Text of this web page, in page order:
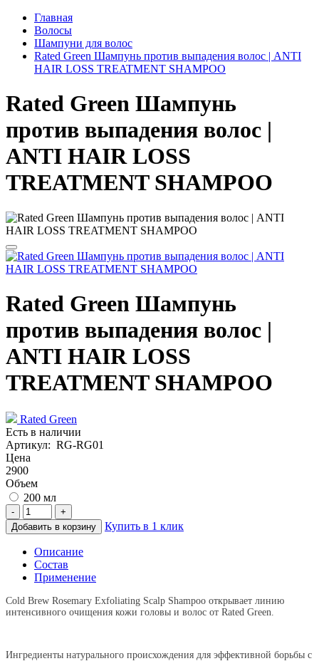
Главная
Волосы
Шампуни для волос
Rated Green Шампунь против выпадения волос | ANTI
HAIR LOSS TREATMENT SHAMPOO
Rated Green Шампунь
против выпадения волос |
ANTI HAIR LOSS
TREATMENT SHAMPOO
Rated Green Шампунь
против выпадения волос |
ANTI HAIR LOSS
TREATMENT SHAMPOO
Rated Green
Есть в наличии
Артикул: RG-RG01
Цена
2900
Объем
200 мл
-
+
Добавить в корзину
Купить в 1 клик
Описание
Состав
Применение
Cold Brew Rosemary Exfoliating Scalp Shampoo открывает линию
интенсивного очищения кожи головы и волос от Rated Green.
Ингредиенты натурального происхождения для эффективной борьбы с